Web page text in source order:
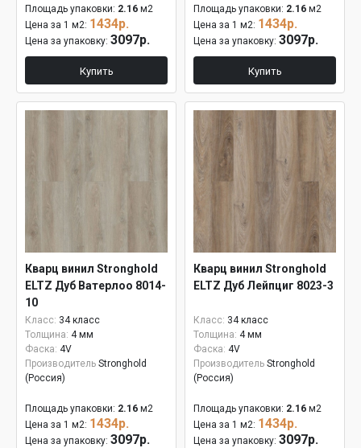
Площадь упаковки: 2.16 м2
Цена за 1 м2: 1434р.
Цена за упаковку: 3097р.
Купить
Площадь упаковки: 2.16 м2
Цена за 1 м2: 1434р.
Цена за упаковку: 3097р.
Купить
Кварц винил Stronghold
ELTZ Дуб Ватерлоо 8014-
10
Класс: 34 класс
Толщина: 4 мм
Фаска: 4V
Производитель Stronghold
(Россия)
Площадь упаковки: 2.16 м2
Цена за 1 м2: 1434р.
Цена за упаковку: 3097р.
Кварц винил Stronghold
ELTZ Дуб Лейпциг 8023-3
Класс: 34 класс
Толщина: 4 мм
Фаска: 4V
Производитель Stronghold
(Россия)
Площадь упаковки: 2.16 м2
Цена за 1 м2: 1434р.
Цена за упаковку: 3097р.